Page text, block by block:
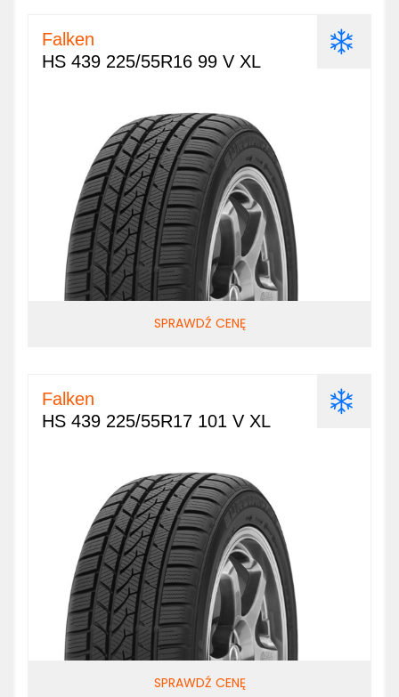
Falken
HS 439 225/55R16 99 V XL
SPRAWDŹ CENĘ
Falken
HS 439 225/55R17 101 V XL
SPRAWDŹ CENĘ